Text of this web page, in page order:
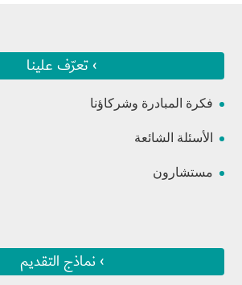
› تعرّف علينا
فكرة المبادرة وشركاؤنا
الأسئلة الشائعة
مستشارون
› نماذج التقديم